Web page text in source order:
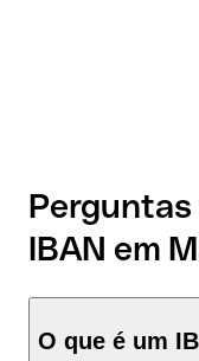
IBAN em
O que é um